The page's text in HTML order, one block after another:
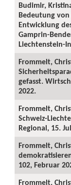
Budimir,
Bedeutung
Entwicklung
Gamprin-
Liechtenstein-
Frommelt,
gefasst.
2022.
Frommelt,
Schweiz-
Regional, 15.
Frommelt,
102, Februar
Frommelt,